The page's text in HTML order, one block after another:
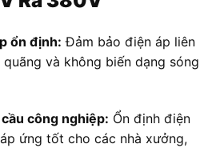
ổn định: Đảm bảo điện áp liên
và không biến dạng sóng
công nghiệp: Ổn định điện
ứng tốt cho các nhà xưởng,